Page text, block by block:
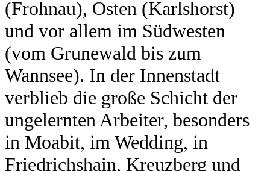
(Frohnau), Osten (Karlshorst)
und vor allem im Südwesten
(vom Grunewald bis zum
Wannsee). In der Innenstadt
verblieb die große Schicht der
ungelernten Arbeiter, besonders
in Moabit, im Wedding, in
Friedrichshain, Kreuzberg und